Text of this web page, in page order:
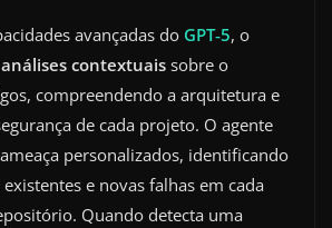
avançadas do GPT‑5, o
análises contextuais sobre o
compreendendo a arquitetura e
de cada projeto. O agente
personalizados, identificando
e novas falhas em cada
Quando detecta uma